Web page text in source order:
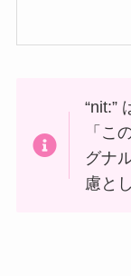
“nit:”
「こ
グナ
慮と